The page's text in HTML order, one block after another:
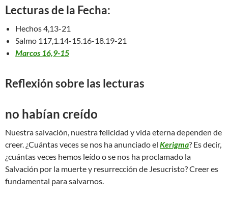
Lecturas de la Fecha:
Hechos 4,13-21
Salmo 117,1.14-15.16-18.19-21
Marcos 16,9-15
Reflexión sobre las lecturas
no habían creído
Nuestra salvación, nuestra felicidad y vida eterna dependen de
creer. ¿Cuántas veces se nos ha anunciado el Kerigma? Es decir,
¿cuántas veces hemos leído o se nos ha proclamado la
Salvación por la muerte y resurrección de Jesucristo? Creer es
fundamental para salvarnos.